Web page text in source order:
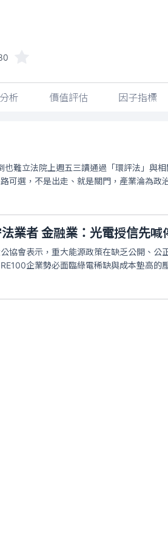
析 價值評估 因子指標
難立法院上週五三讀通過「環評法」與
可選，不是出走、就是關門，產業淪為政
業者 金融業：光電授信先喊
協會表示，重大能源政策在缺乏公開、
企業勢必面臨綠電稀缺與成本墊高